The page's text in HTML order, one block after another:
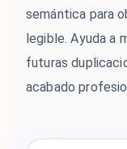
semántica para
legible. Ayuda a
futuras
acabado